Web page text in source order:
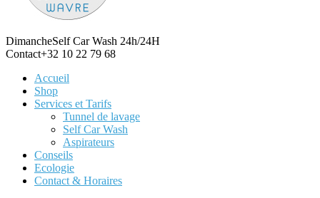
DimancheSelf Car Wash 24h/24H
Contact+32 10 22 79 68
Accueil
Shop
Services et Tarifs
Tunnel de lavage
Self Car Wash
Aspirateurs
Conseils
Ecologie
Contact & Horaires